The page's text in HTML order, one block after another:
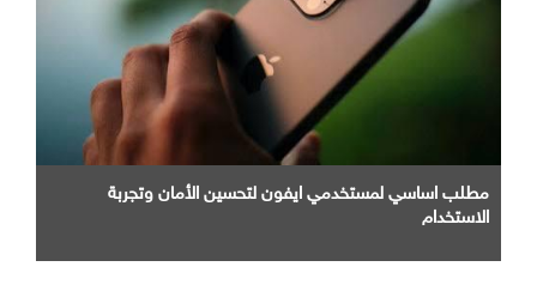
مطلب اساسي لمستخدمي ايفون لتحسين الأمان وتجربة
الاستخدام